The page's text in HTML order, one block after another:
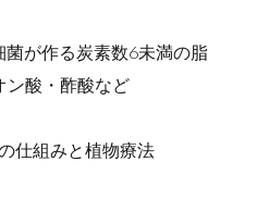
が作る炭素数6未満の脂
ン酸・酢酸など
仕組みと植物療法